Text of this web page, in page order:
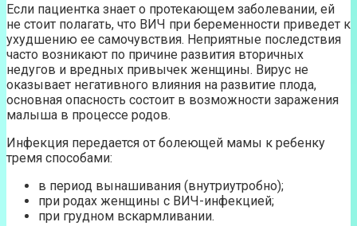
Если пациентка знает о протекающем заболевании, ей
не стоит полагать, что ВИЧ при беременности приведет к
ухудшению ее самочувствия. Неприятные последствия
часто возникают по причине развития вторичных
недугов и вредных привычек женщины. Вирус не
оказывает негативного влияния на развитие плода,
основная опасность состоит в возможности заражения
малыша в процессе родов.
Инфекция передается от болеющей мамы к ребенку
тремя способами:
в период вынашивания (внутриутробно);
при родах женщины с ВИЧ-инфекцией;
при грудном вскармливании.